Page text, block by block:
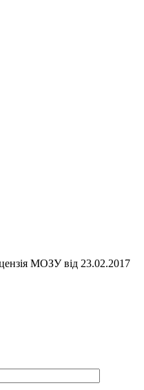
МОЗУ від 23.02.2017